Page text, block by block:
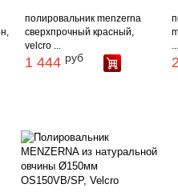
полировальник menzerna
сверхпрочный красный,
velcro ...
1 444 руб
...